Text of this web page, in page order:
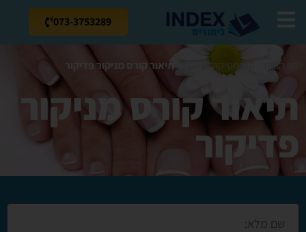
073-3753289
דף הבית קוסמטיקה וטיפוח »תיאור קורס מניקור פדיקור
תיאור קורס מניקור
פדיקור